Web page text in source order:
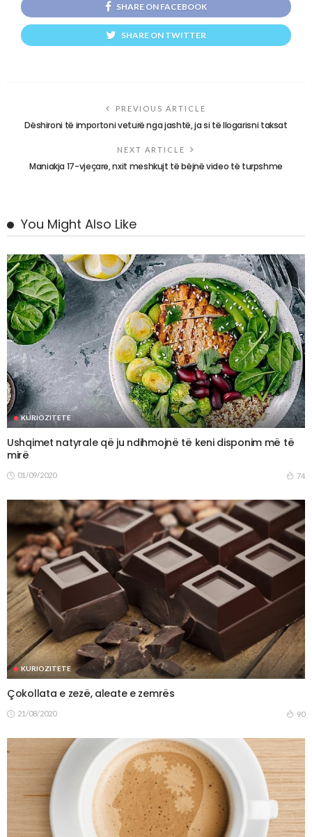
SHARE ON FACEBOOK
SHARE ON TWITTER
PREVIOUS ARTICLE
Dëshironi të importoni veturë nga jashtë, ja si të llogarisni taksat
NEXT ARTICLE
Maniakja 17-vjeçare, nxit meshkujt të bëjnë video të turpshme
You Might Also Like
KURIOZITETE
Ushqimet natyrale që ju ndihmojnë të keni disponim më të
mirë
01/09/2020 74
KURIOZITETE
Çokollata e zezë, aleate e zemrës
21/08/2020 90